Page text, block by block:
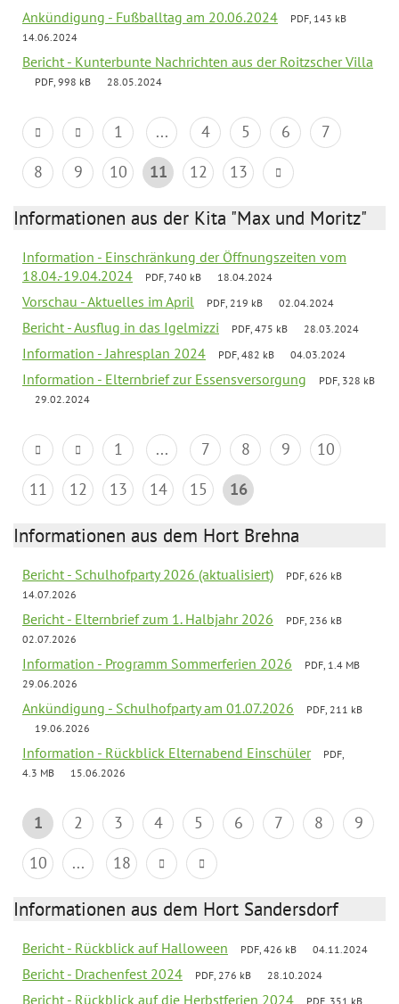
Ankündigung - Fußballtag am 20.06.2024
PDF, 143 kB
14.06.2024
Bericht - Kunterbunte Nachrichten aus der Roitzscher Villa
PDF, 998 kB 28.05.2024
1 ... 4 5 6
7
8
9 10 11 12 13
Informationen aus der Kita "Max und Moritz"
Information - Einschränkung der Öffnungszeiten vom
18.04.-19.04.2024
PDF, 740 kB 18.04.2024
Vorschau - Aktuelles im April PDF, 219 kB 02.04.2024
Bericht - Ausflug in das Igelmizzi PDF, 475 kB 28.03.2024
Information - Jahresplan 2024 PDF, 482 kB 04.03.2024
Information - Elternbrief zur Essensversorgung
PDF, 328 kB
29.02.2024
1 ... 7 8 9
10
11
12 13 14 15 16
Informationen aus dem Hort Brehna
Bericht - Schulhofparty 2026 (aktualisiert)
PDF, 626 kB
14.07.2026
Bericht - Elternbrief zum 1. Halbjahr 2026
PDF, 236 kB
02.07.2026
Information - Programm Sommerferien 2026
PDF, 1.4 MB
29.06.2026
Ankündigung - Schulhofparty am 01.07.2026
PDF, 211 kB
19.06.2026
Information - Rückblick Elternabend Einschüler
PDF,
4.3 MB
15.06.2026
1 2 3 4 5 6 7 8
9
10
... 18
Informationen aus dem Hort Sandersdorf
Bericht - Rückblick auf Halloween PDF, 426 kB 04.11.2024
Bericht - Drachenfest 2024 PDF, 276 kB 28.10.2024
Bericht - Rückblick auf die Herbstferien 2024
PDF, 351 kB